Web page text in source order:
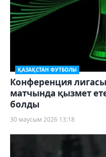
ҚАЗАҚСТАН ФУТБОЛЫ
Конференция
матчында қызмет
болды
30 маусым 2026 13:18